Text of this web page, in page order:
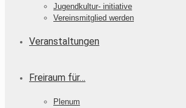
Jugendkultur- initiative
Vereinsmitglied werden
Veranstaltungen
Freiraum für…
Plenum